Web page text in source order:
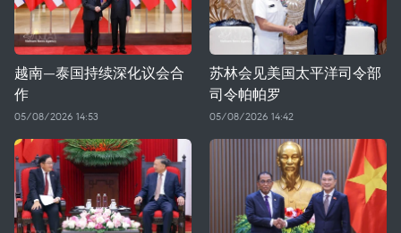
越南—泰国持续深化议会合
作
05/08/2026 14:53
苏林会见美国太平洋司令部
司令帕帕罗
05/08/2026 14:42